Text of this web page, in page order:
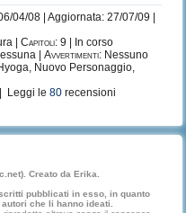
04/08 | Aggiornata: 27/07/09 |
| Capitoli: 9 | In corso
| Avvertimenti: Nessuno
Nuovo Personaggio,
| Leggi le 80 recensioni
Creato da Erika.
pubblicati in esso, in quanto
che li hanno ideati.